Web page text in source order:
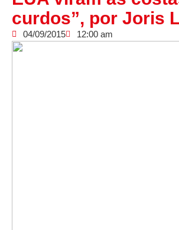
curdos”, por Joris
04/09/2015 12:00 am